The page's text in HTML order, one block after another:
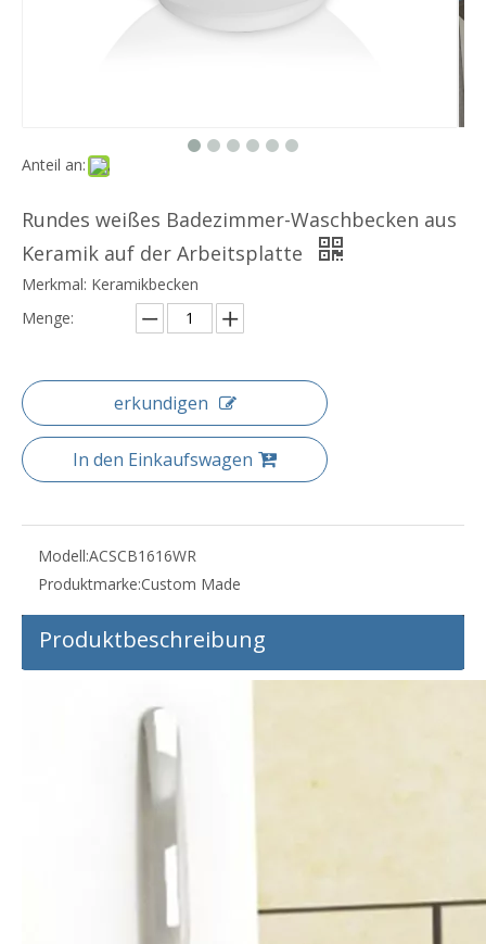
Anteil an:
Rundes weißes Badezimmer-Waschbecken aus
Keramik auf der Arbeitsplatte
Merkmal: Keramikbecken
Menge:
erkundigen
In den Einkaufswagen
Modell:ACSCB1616WR
Produktmarke:Custom Made
Produktbeschreibung